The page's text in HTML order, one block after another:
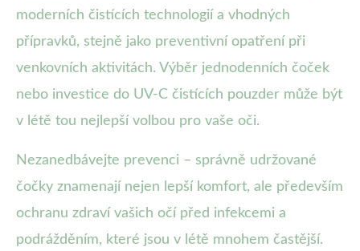
moderních čistících technologií a vhodných
přípravků, stejně jako preventivní opatření při
venkovních aktivitách. Výběr jednodenních čoček
nebo investice do UV-C čistících pouzder může být
v létě tou nejlepší volbou pro vaše oči.
Nezanedbávejte prevenci – správně udržované
čočky znamenají nejen lepší komfort, ale především
ochranu zdraví vašich očí před infekcemi a
podrážděním, které jsou v létě mnohem častější.